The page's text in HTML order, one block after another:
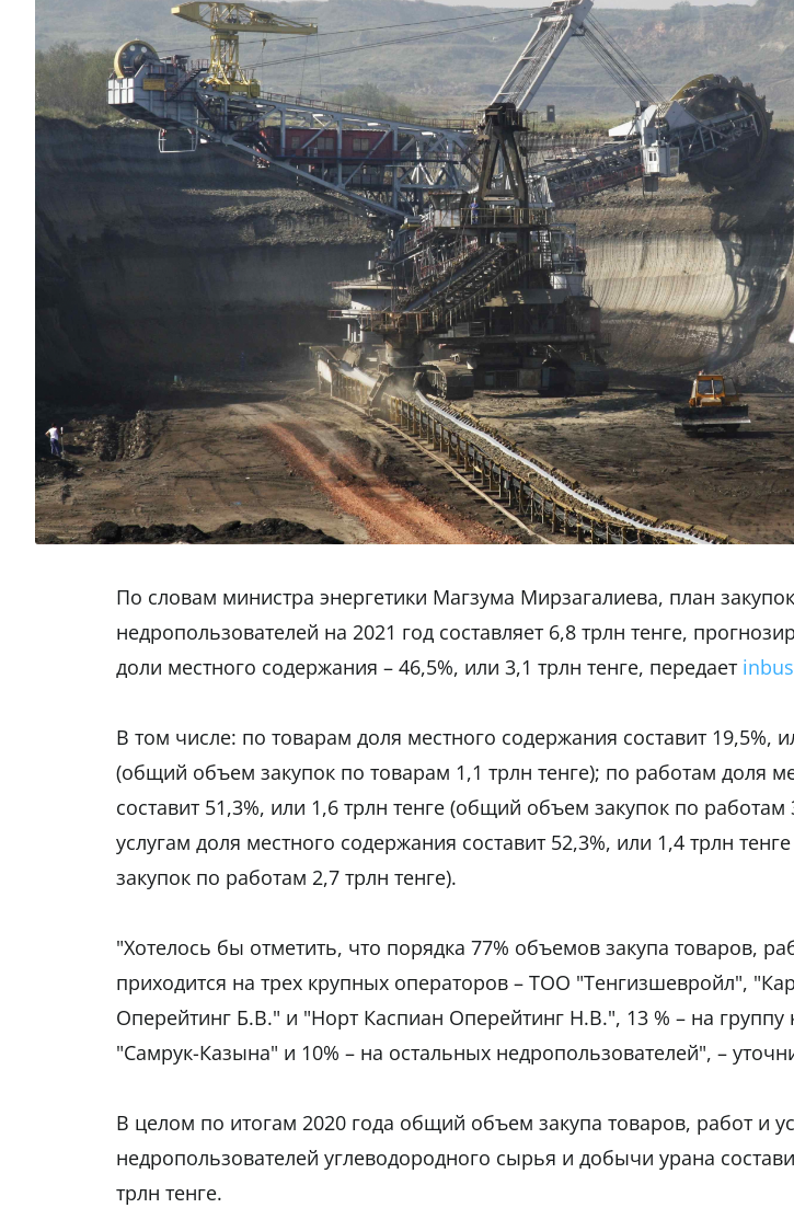
По словам министра энергетики Магзума Мирзагалиева, план закупок
недропользователей на 2021 год составляет 6,8 трлн тенге,
доли местного содержания – 46,5%, или 3,1 трлн тенге, передает
В том числе: по товарам доля местного содержания составит 19,5%,
(общий объем закупок по товарам 1,1 трлн тенге); по работам доля
составит 51,3%, или 1,6 трлн тенге (общий объем закупок по работам
услугам доля местного содержания составит 52,3%, или 1,4 трлн
закупок по работам 2,7 трлн тенге).
"Хотелось бы отметить, что порядка 77% объемов закупа товаров,
приходится на трех крупных операторов – ТОО "Тенгизшевройл",
Оперейтинг Б.В." и "Норт Каспиан Оперейтинг Н.В.", 13 % – на
"Самрук-Казына" и 10% – на остальных недропользователей", –
В целом по итогам 2020 года общий объем закупа товаров, работ и
недропользователей углеводородного сырья и добычи урана
трлн тенге.